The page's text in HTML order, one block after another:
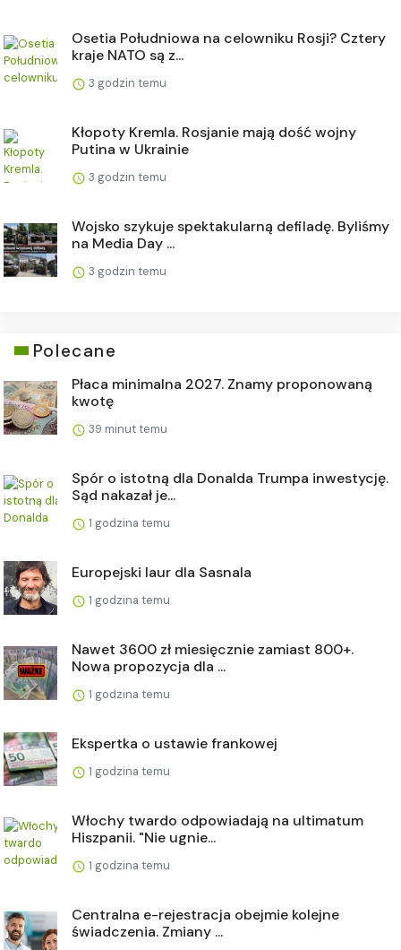
Osetia Południowa na celowniku Rosji? Cztery
kraje NATO są z...
3 godzin temu
Kłopoty Kremla. Rosjanie mają dość wojny
Putina w Ukrainie
3 godzin temu
Wojsko szykuje spektakularną defiladę. Byliśmy
na Media Day ...
3 godzin temu
Polecane
Płaca minimalna 2027. Znamy proponowaną
kwotę
39 minut temu
Spór o istotną dla Donalda Trumpa inwestycję.
Sąd nakazał je...
1 godzina temu
Europejski laur dla Sasnala
1 godzina temu
Nawet 3600 zł miesięcznie zamiast 800+.
Nowa propozycja dla ...
1 godzina temu
Ekspertka o ustawie frankowej
1 godzina temu
Włochy twardo odpowiadają na ultimatum
Hiszpanii. "Nie ugnie...
1 godzina temu
Centralna e-rejestracja obejmie kolejne
świadczenia. Zmiany ...